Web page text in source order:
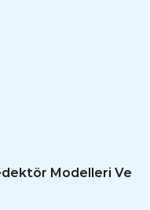
Modelleri Ve